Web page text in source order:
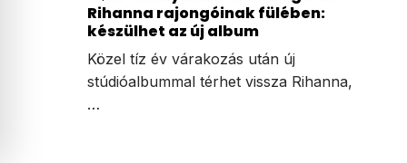
Rihanna rajongóinak fülében:
készülhet az új album
Közel tíz év várakozás után új
stúdióalbummal térhet vissza Rihanna,
…